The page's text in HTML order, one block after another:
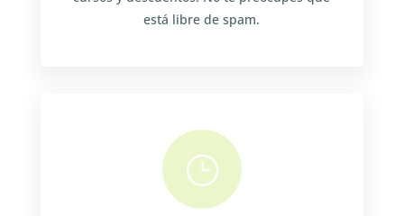
está libre de spam.
}